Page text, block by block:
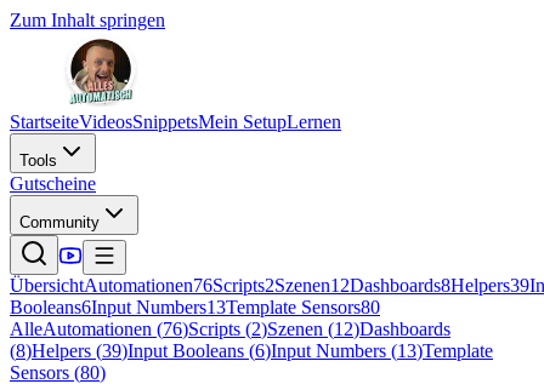
Zum Inhalt springen
StartseiteVideosSnippetsMein SetupLernen
Tools
Gutscheine
Community
ÜbersichtAutomationen76Scripts2Szenen12Dashboards8Helpers39
Booleans6Input Numbers13Template Sensors80
AlleAutomationen (76)Scripts (2)Szenen (12)Dashboards
(8)Helpers (39)Input Booleans (6)Input Numbers (13)Template
Sensors (80)